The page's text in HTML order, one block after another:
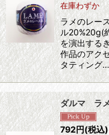
在庫わずか
ラメのレー
ル20%20g(
を演出する
作品のアク
タティング…
ダルマ ラ
792円(税込)